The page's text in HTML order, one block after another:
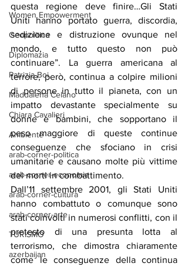
Women Empowerment
Geopolitica
Diplomazia
Patrizia Boi
Maddalena Celano
Chiara Cavalieri
Ambiente
arab-corner-politica
arab-corner-economia
arab-corner-cultura
arab-corner-arte
TURISMO
azerbaijan
questa regione deve finire…Gli Stati
Uniti hanno portato guerra, discordia,
sedizione e distruzione ovunque nel
mondo, e tutto questo non può
continuare”. La guerra americana al
terrore, però, continua a colpire milioni
di persone in tutto il pianeta, con un
impatto devastante specialmente su
donne e bambini, che sopportano il
peso maggiore di queste continue
conseguenze che sfociano in crisi
umanitarie e causano molte più vittime
dei morti in combattimento.
Dall’11 settembre 2001, gli Stati Uniti
hanno combattuto o comunque sono
stati coinvolti in numerosi conflitti, con il
pretesto di una presunta lotta al
terrorismo, che dimostra chiaramente
come le conseguenze della continua